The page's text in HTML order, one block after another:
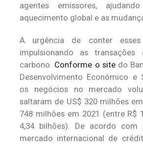
agentes emissores,
aquecimento global e as
A urgência de conter
impulsionando as
carbono. Conforme o sitedo
Desenvolvimento Econômico e
os negócios no mercado
saltaram de US$ 320 milhões
748 milhões em 2021 (entre R$
4,34 bilhões). De acordo com
mercado internacional de